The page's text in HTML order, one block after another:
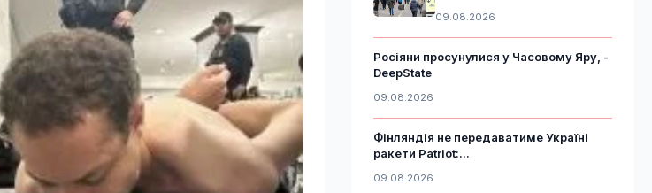
09.08.2026
Росіяни просунулися у Часовому Яру, -
DeepState
09.08.2026
Фінляндія не передаватиме Україні
ракети Patriot:...
09.08.2026